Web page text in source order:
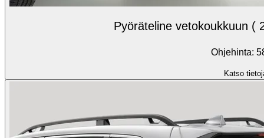
Pyöräteline vetokoukkuun (
Ohjehinta:
Katso